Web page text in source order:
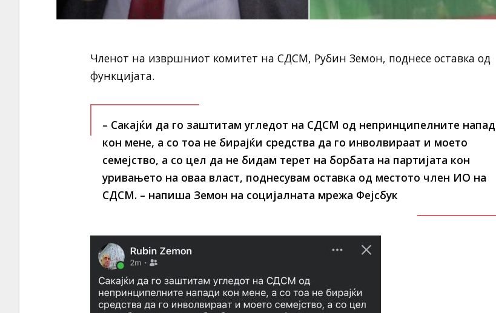
Членот на извршниот комитет на СДСМ, Рубин Земон, поднесе оставка од
функцијата.
– Сакајќи да го заштитам угледот на СДСМ од непринципелните
кон мене, а со тоа не бирајќи средства да го инволвираат и моето
семејство, а со цел да не бидам терет на борбата на партијата кон
уривањето на оваа власт, поднесувам оставка од местото член ИО на
СДСМ. – напиша Земон на социјалната мрежа Фејсбук